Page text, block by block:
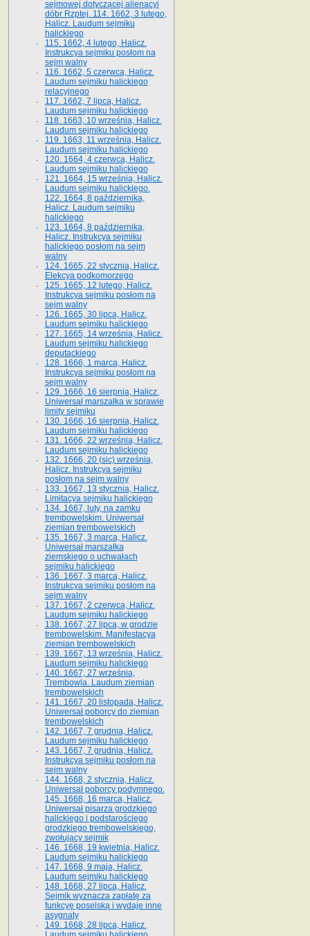
sejmowej dotyczącej alienacyi
dóbr Rzptej. 114. 1662, 3 lutego,
Halicz. Laudum sejmiku
halickiego
115. 1662, 4 lutego, Halicz.
Instrukcya sejmiku posłom na
sejm walny
116. 1662, 5 czerwca, Halicz.
Laudum sejmiku halickiego
relacyjnego
117. 1662, 7 lipca, Halicz.
Laudum sejmiku halickiego
118. 1663, 10 września, Halicz.
Laudum sejmiku halickiego
119. 1663, 11 września, Halicz.
Laudum sejmiku halickiego
120. 1664, 4 czerwca, Halicz.
Laudum sejmiku halickiego
121. 1664, 15 września, Halicz.
Laudum sejmiku halickiego.
122. 1664, 8 października,
Halicz. Laudum sejmiku
halickiego
123. 1664, 8 października,
Halicz. Instrukcya sejmiku
halickiego posłom na sejm
walny
124. 1665, 22 stycznia, Halicz.
Elekcya podkomorzego
125. 1665, 12 lutego, Halicz.
Instrukcya sejmiku posłom na
sejm walny
126. 1665, 30 lipca, Halicz.
Laudum sejmiku halickiego
127. 1665, 14 września, Halicz.
Laudum sejmiku halickiego
deputackiego
128. 1666, 1 marca, Halicz.
Instrukcya sejmiku posłom na
sejm walny
129. 1666, 16 sierpnia, Halicz.
Uniwersał marszałka w sprawie
limity sejmiku
130. 1666, 16 sierpnia, Halicz.
Laudum sejmiku halickiego
131. 1666, 22 września, Halicz.
Laudum sejmiku halickiego
132. 1666, 20 (sic) września,
Halicz. Instrukcya sejmiku
posłom na sejm walny
133. 1667, 13 stycznia, Halicz.
Limitacya sejmiku halickiego
134. 1667, luty, na zamku
trembowelskim. Uniwersał
ziemian trembowelskich
135. 1667, 3 marca, Halicz.
Uniwersał marszałka
ziemskiego o uchwałach
sejmiku halickiego
136. 1667, 3 marca, Halicz.
Instrukcya sejmiku posłom na
sejm walny
137. 1667, 2 czerwca, Halicz.
Laudum sejmiku halickiego
138. 1667, 27 lipca, w grodzie
trembowelskim. Manifestacya
ziemian trembowelskich
139. 1667, 13 września, Halicz.
Laudum sejmiku halickiego
140. 1667, 27 września,
Trembowla. Laudum ziemian
trembowelskich
141. 1667, 20 listopada, Halicz.
Uniwersał poborcy do ziemian
trembowelskich
142. 1667, 7 grudnia, Halicz.
Laudum sejmiku halickiego
143. 1667, 7 grudnia, Halicz.
Instrukcya sejmiku posłom na
sejm walny
144. 1668, 2 stycznia, Halicz.
Uniwersał poborcy podymnego.
145. 1668, 16 marca, Halicz.
Uniwersał pisarza grodzkiego
halickiego i podstarościego
grodzkiego trembowelskiego,
zwołujący sejmik
146. 1668, 19 kwietnia, Halicz.
Laudum sejmiku halickiego
147. 1668, 9 maja, Halicz.
Laudum sejmiku halickiego
148. 1668, 27 lipca, Halicz.
Sejmik wyznacza zapłatę za
funkcyę poselską i wydaje inne
asygnaty
149. 1668, 28 lipca, Halicz.